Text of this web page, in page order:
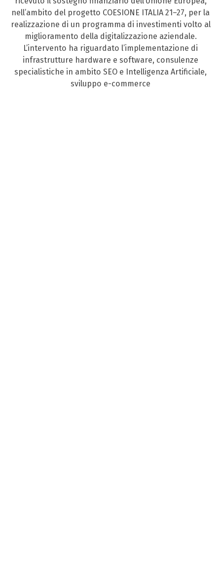
nell’ambito del progetto COESIONE ITALIA 21–27, per la
realizzazione di un programma di investimenti volto al
miglioramento della digitalizzazione aziendale.
L’intervento ha riguardato l’implementazione di
infrastrutture hardware e software, consulenze
specialistiche in ambito SEO e Intelligenza Artificiale,
sviluppo e-commerce